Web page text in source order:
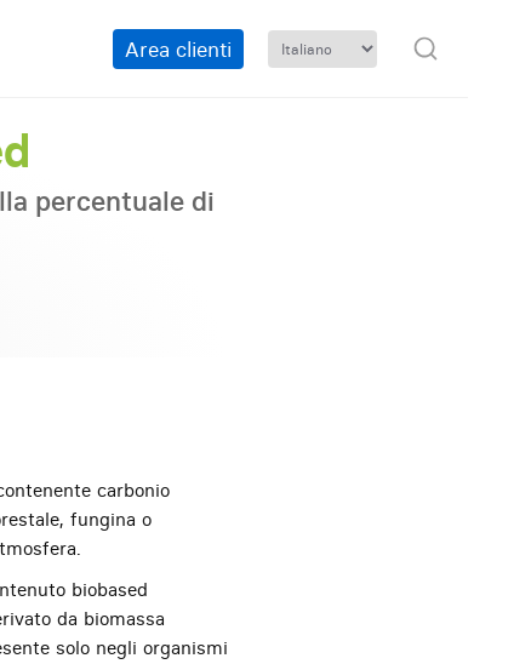
Area clienti
percentuale di
carbonio
fungina o
biobased
da biomassa
solo negli organismi